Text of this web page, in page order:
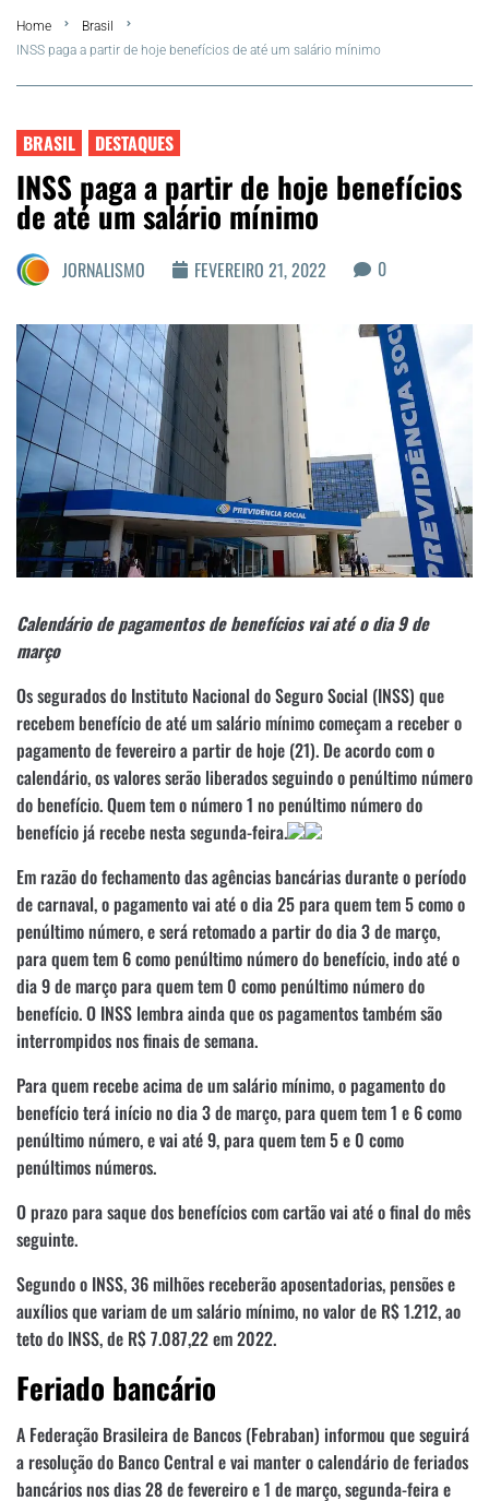
FLA Araru 2026
Região dos Lagos
Agenda Cultural
Colunistas
Matérias Exclusivas
Home
Brasil
INSS paga a partir de hoje benefícios de até um salário mínimo
BRASIL DESTAQUES
INSS paga a partir de hoje benefícios
de até um salário mínimo
JORNALISMO FEVEREIRO 21, 2022 0
Calendário de pagamentos de benefícios vai até o dia 9 de
março
Os segurados do Instituto Nacional do Seguro Social (INSS) que
recebem benefício de até um salário mínimo começam a receber o
pagamento de fevereiro a partir de hoje (21). De acordo com o
calendário, os valores serão liberados seguindo o penúltimo número
do benefício. Quem tem o número 1 no penúltimo número do
benefício já recebe nesta segunda-feira.
Em razão do fechamento das agências bancárias durante o período
de carnaval, o pagamento vai até o dia 25 para quem tem 5 como o
penúltimo número, e será retomado a partir do dia 3 de março,
para quem tem 6 como penúltimo número do benefício, indo até o
dia 9 de março para quem tem 0 como penúltimo número do
benefício. O INSS lembra ainda que os pagamentos também são
interrompidos nos finais de semana.
Para quem recebe acima de um salário mínimo, o pagamento do
benefício terá início no dia 3 de março, para quem tem 1 e 6 como
penúltimo número, e vai até 9, para quem tem 5 e 0 como
penúltimos números.
O prazo para saque dos benefícios com cartão vai até o final do mês
seguinte.
Segundo o INSS, 36 milhões receberão aposentadorias, pensões e
auxílios que variam de um salário mínimo, no valor de R$ 1.212, ao
teto do INSS, de R$ 7.087,22 em 2022.
Feriado bancário
A Federação Brasileira de Bancos (Febraban) informou que seguirá
a resolução do Banco Central e vai manter o calendário de feriados
bancários nos dias 28 de fevereiro e 1 de março, segunda-feira e